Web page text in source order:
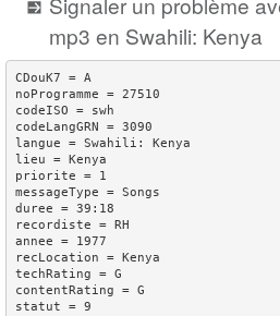
mp3 en Swahili: Kenya
CDouK7 = A
noProgramme = 27510
codeISO = swh
codeLangGRN = 3090
langue = Swahili: Kenya
lieu = Kenya
priorite = 1
messageType = Songs
duree = 39:18
recordiste = RH
annee = 1977
recLocation = Kenya
techRating = G
contentRating = G
statut = 9